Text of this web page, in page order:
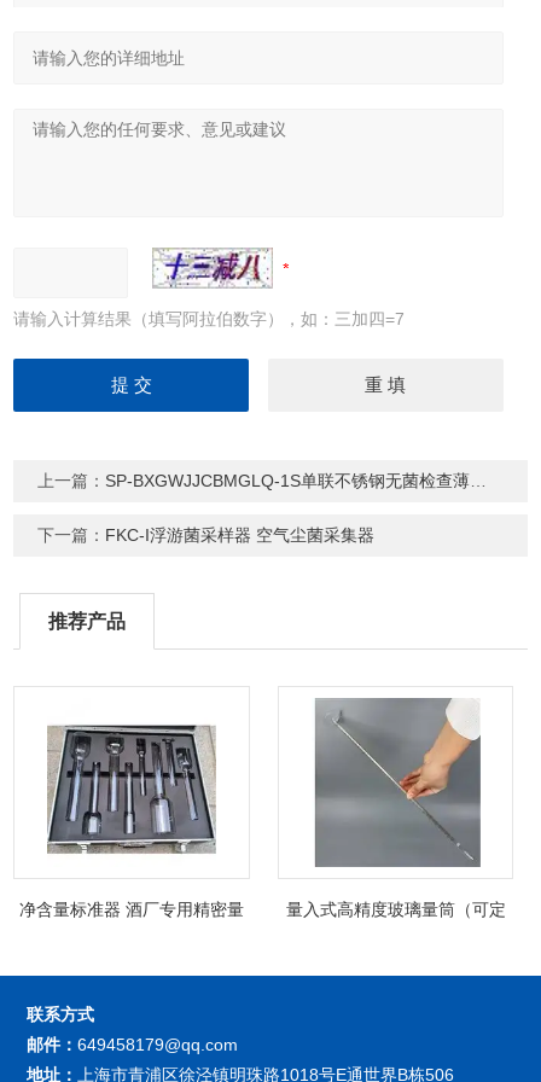
请输入计算结果（填写阿拉伯数字），如：三加四=7
上一篇： SP-BXGWJJCBMGLQ-1S单联不锈钢无菌检查薄膜过滤器
下一篇： FKC-I浮游菌采样器 空气尘菌采集器
推荐产品
净含量标准器 酒厂专用精密量
量入式高精度玻璃量筒（可定
联系方式
邮件：649458179@qq.com
地址：
上海市青浦区徐泾镇明珠路1018号E通世界B栋506